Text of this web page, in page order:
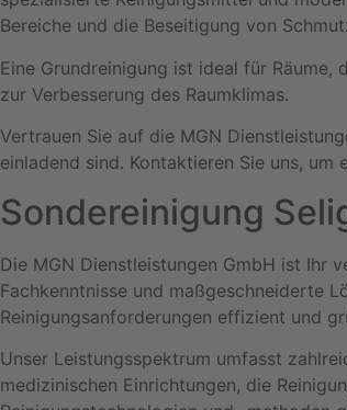
Bereiche und die Beseitigung von
Eine Grundreinigung ist ideal für
zur Verbesserung des Raumklimas.
Vertrauen Sie auf die MGN
einladend sind. Kontaktieren Sie uns,
Sondereinigung
Die MGN Dienstleistungen GmbH ist Ihr
Fachkenntnisse und maßgeschneiderte
Reinigungsanforderungen effizient und
Unser Leistungsspektrum umfasst
medizinischen Einrichtungen, die